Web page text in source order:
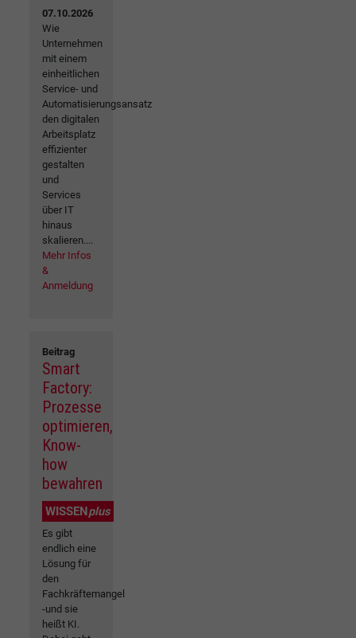
07.10.2026
Wie
Unternehmen
mit einem
einheitlichen
Service- und
Automatisierungsansatz
den digitalen
Arbeitsplatz
effizienter
gestalten
und
Services
über IT
hinaus
skalieren....
Mehr Infos
&
Anmeldung
Beitrag
Smart
Factory:
Prozesse
optimieren,
Know-
how
bewahren
WISSENplus
Es gibt
endlich eine
Lösung für
den
Fachkräftemangel
-und sie
heißt KI.